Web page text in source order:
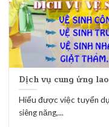
Dịch vụ cung ứng
Hiểu được việc tuyển
siêng năng,...